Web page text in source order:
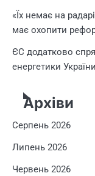
«Їх немає на
має охопити
ЄС додатково
енергетики
Архіви
Серпень 2026
Липень 2026
Червень 2026